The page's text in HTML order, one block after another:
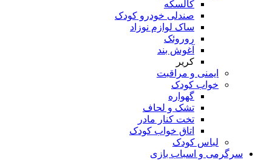
کالسکه
صندلی خودرو کودک
ساک لوازم نوزاد
روروئک
آغوش بند
کریر
ایمنی و مراقبت
خواب کودک
گهواره
تشک و لحاف
تخت کنار مادر
اتاق خواب کودک
لباس کودک
سرگرمی و اسباب بازی